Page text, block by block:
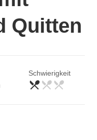
Quitten
Schwierigkeit
leicht
restaurant_menu restaurant_menu restaurant_menu